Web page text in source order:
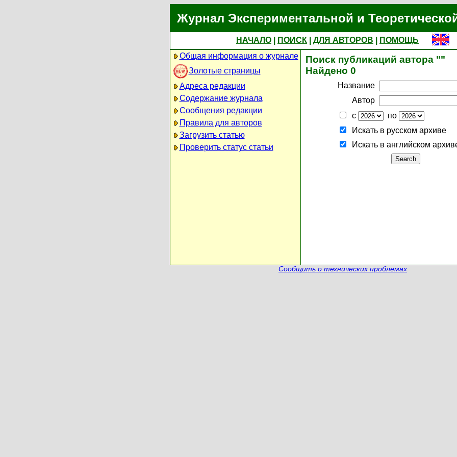
Журнал Экспериментальной и
НАЧАЛО ПОИСК ДЛЯ АВТОРОВ
ПОМОЩЬ
Общая информация о журнале
Золотые страницы
Адреса редакции
Содержание журнала
Сообщения редакции
Правила для авторов
Загрузить статью
Проверить статус статьи
Поиск публикаций автора ""
Найдено 0
Название
Автор
с
по
Искать в русском архиве
Искать в английском
Сообщить о технических проблемах